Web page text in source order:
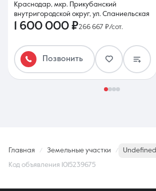
Краснодар, мкр. Прикубанский
внутригородской округ, ул. Спаниельская
1 600 000 ₽266 667 ₽/сот.
Позвонить
Главная Земельные участки Undefined
Код объявления 1015239675